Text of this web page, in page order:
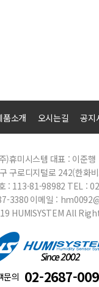
품소개 오시는길 공지
주)휴미시스템 대표 : 이준행
구로디지털로 242(한화
: 113-81-98982 TEL :
3380 이메일 :
HUMISYSTEM All
문의 02-2687-